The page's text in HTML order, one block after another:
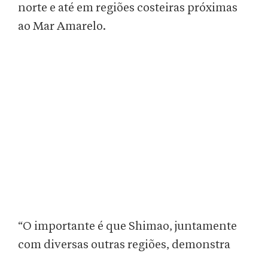
norte e até em regiões costeiras próximas
ao Mar Amarelo.
“O importante é que Shimao, juntamente
com diversas outras regiões, demonstra